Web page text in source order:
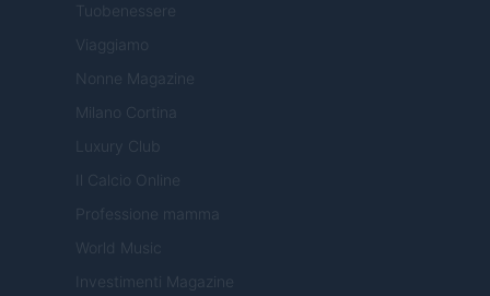
Tuobenessere
Viaggiamo
Nonne Magazine
Milano Cortina
Luxury Club
Il Calcio Online
Professione mamma
World Music
Investimenti Magazine